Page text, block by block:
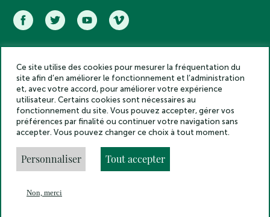
Académie des inscriptions et belles lettres – Tous droits réservés
2025
Politique de confidentialité
Mentions légales
Crédits
Gestion des cookies
Made by
Ce site utilise des cookies pour mesurer la fréquentation du
site afin d’en améliorer le fonctionnement et l’administration
et, avec votre accord, pour améliorer votre expérience
utilisateur. Certains cookies sont nécessaires au
fonctionnement du site. Vous pouvez accepter, gérer vos
préférences par finalité ou continuer votre navigation sans
accepter. Vous pouvez changer ce choix à tout moment.
Personnaliser Tout accepter
Non, merci